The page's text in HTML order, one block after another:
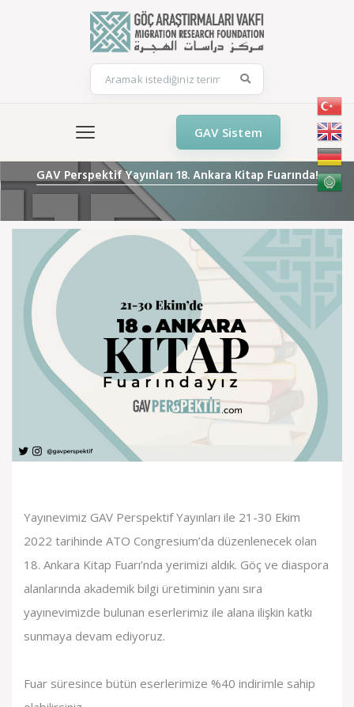
GAV Sistem
GAV Perspektif Yayınları 18. Ankara Kitap Fuarında!
Yayınevimiz GAV Perspektif Yayınları ile 21-30 Ekim
2022 tarihinde ATO Congresium’da düzenlenecek olan
18. Ankara Kitap Fuarı’nda yerimizi aldık. Göç ve diaspora
alanlarında akademik bilgi üretiminin yanı sıra
yayınevimizde bulunan eserlerimiz ile alana ilişkin katkı
sunmaya devam ediyoruz.
Fuar süresince bütün eserlerimize %40 indirimle sahip